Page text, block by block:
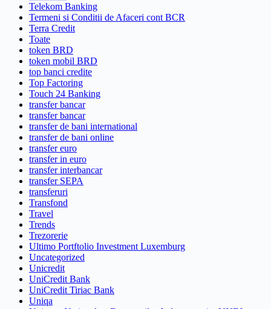
Telekom Banking
Termeni si Conditii de Afaceri cont BCR
Terra Credit
Toate
token BRD
token mobil BRD
top banci credite
Top Factoring
Touch 24 Banking
transfer bancar
transfer bancar
transfer de bani international
transfer de bani online
transfer euro
transfer in euro
transfer interbancar
transfer SEPA
transferuri
Transfond
Travel
Trends
Trezorerie
Ultimo Portftolio Investment Luxemburg
Uncategorized
Unicredit
UniCredit Bank
UniCredit Tiriac Bank
Uniqa